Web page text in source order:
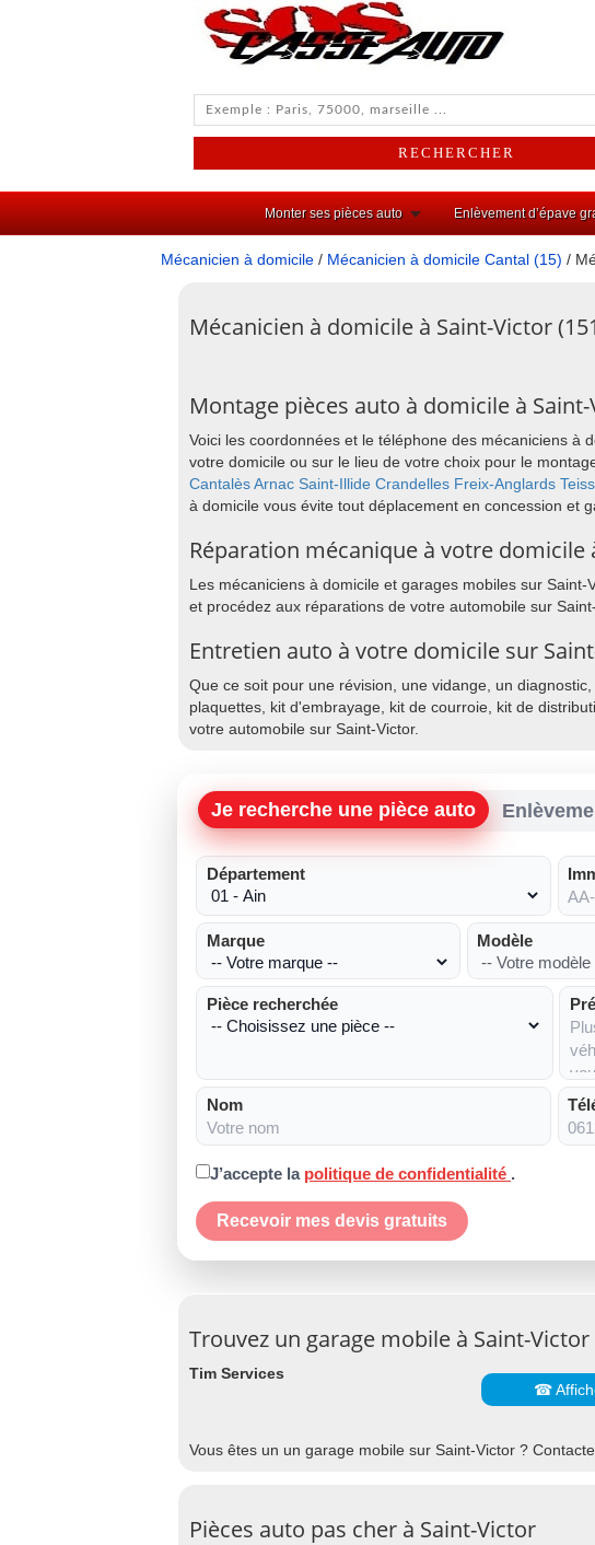
Monter ses pièces auto Enlèvement d’épave
Mécanicien à domicile / Mécanicien à domicile Cantal (15) /
Mécanicien à domicile à Saint-Victor
Montage pièces auto à domicile à
Voici les coordonnées et le téléphone des mécaniciens à
votre domicile ou sur le lieu de votre choix pour le
CantalèsArnac Saint-Illide Crandelles Freix-Anglards
à domicile vous évite tout déplacement en concession et
Réparation mécanique à votre domicile
Les mécaniciens à domicile et garages mobiles sur
et procédez aux réparations de votre automobile sur
Entretien auto à votre domicile sur
Que ce soit pour une révision, une vidange, un
plaquettes, kit d'embrayage, kit de courroie, kit de
votre automobile sur Saint-Victor.
Je recherche une pièce auto
Département
Marque Modèle
Pièce recherchée
Nom
J’accepte la politique de confidentialité .
Recevoir mes devis gratuits
Trouvez un garage mobile à Saint-Victor
Tim Services
☎
Vous êtes un un garage mobile sur Saint-Victor ?
Pièces auto pas cher à Saint-Victor